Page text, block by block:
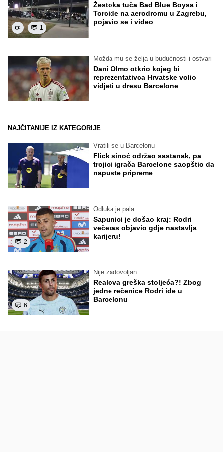
1
Žestoka tuča Bad Blue Boysa i
Torcide na aerodromu u Zagrebu,
pojavio se i video
Možda mu se želja u budućnosti i ostvari
Dani Olmo otkrio kojeg bi
reprezentativca Hrvatske volio
vidjeti u dresu Barcelone
NAJČITANIJE IZ KATEGORIJE
Vratili se u Barcelonu
Flick sinoć održao sastanak, pa
trojici igrača Barcelone saopštio da
napuste pripreme
2
Odluka je pala
Sapunici je došao kraj: Rodri
večeras objavio gdje nastavlja
karijeru!
6
Nije zadovoljan
Realova greška stoljeća?! Zbog
jedne rečenice Rodri ide u
Barcelonu